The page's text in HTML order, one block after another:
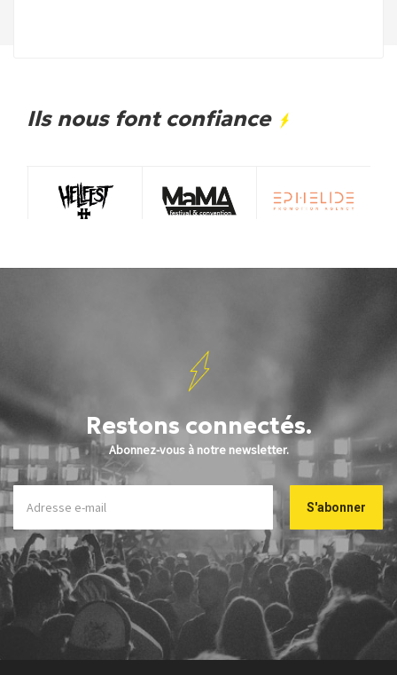
Ils nous font confiance
Restons connectés.
Abonnez-vous à notre newsletter.